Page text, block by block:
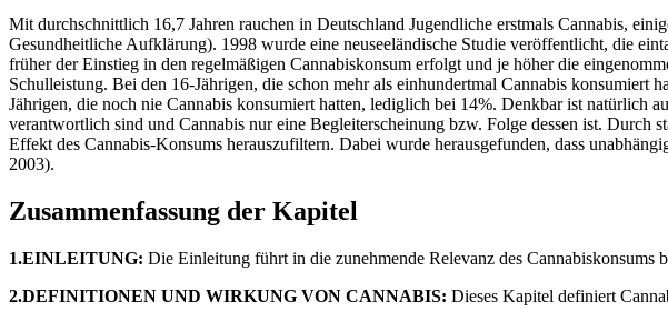
Mit durchschnittlich 16,7 Jahren rauchen in Deutschland Jugendliche erstmals Cannabis,
Gesundheitliche Aufklärung). 1998 wurde eine neuseeländische Studie veröffentlicht, die
früher der Einstieg in den regelmäßigen Cannabiskonsum erfolgt und je höher die
Schulleistung. Bei den 16-Jährigen, die schon mehr als einhundertmal Cannabis
Jährigen, die noch nie Cannabis konsumiert hatten, lediglich bei 14%. Denkbar ist natürlich
verantwortlich sind und Cannabis nur eine Begleiterscheinung bzw. Folge dessen ist. Durch
Effekt des Cannabis-Konsums herauszufiltern. Dabei wurde herausgefunden, dass
2003).
Zusammenfassung der Kapitel
1.EINLEITUNG: Die Einleitung führt in die zunehmende Relevanz des
2.DEFINITIONEN UND WIRKUNG VON CANNABIS: Dieses Kapitel definiert